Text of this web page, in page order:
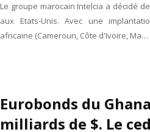
Le groupe marocain Intelcia a décidé
aux Etats-Unis. Avec une
africaine (Cameroun, Côte d'Ivoire, Ma…
Eurobonds du
milliards de $. Le